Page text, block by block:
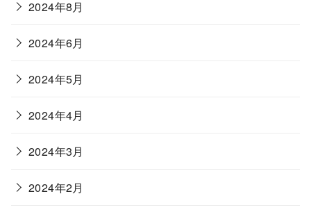
2024年8月
2024年6月
2024年5月
2024年4月
2024年3月
2024年2月